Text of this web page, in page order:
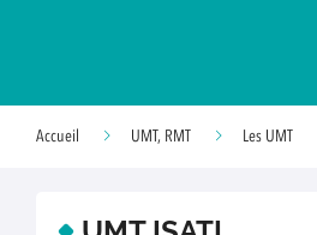
Accueil UMT, RMT Les UMT